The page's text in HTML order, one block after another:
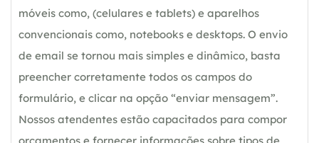
móveis como, (celulares e tablets) e aparelhos
convencionais como, notebooks e desktops. O envio
de email se tornou mais simples e dinâmico, basta
preencher corretamente todos os campos do
formulário, e clicar na opção “enviar mensagem”.
Nossos atendentes estão capacitados para compor